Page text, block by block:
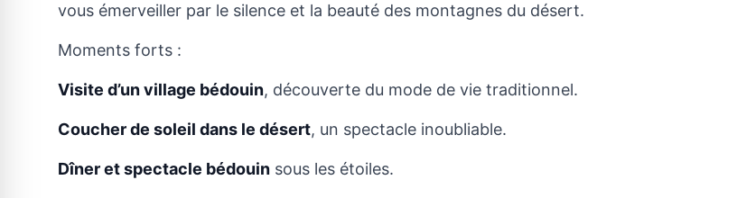
vous émerveiller par le silence et la beauté des montagnes du désert.
Moments forts :
Visite d’un village bédouin, découverte du mode de vie traditionnel.
Coucher de soleil dans le désert, un spectacle inoubliable.
Dîner et spectacle bédouin sous les étoiles.